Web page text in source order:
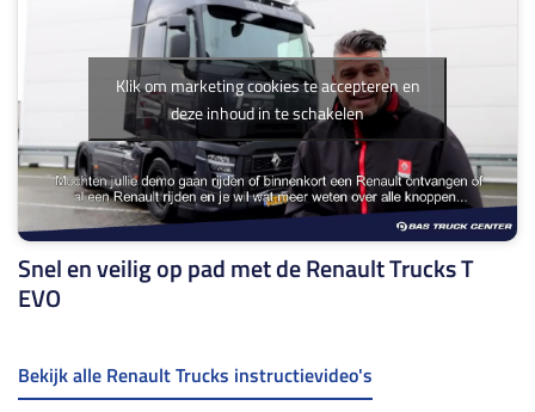
Klik om marketing cookies te accepteren en
deze inhoud in te schakelen
Snel en veilig op pad met de Renault Trucks T
EVO
Bekijk alle Renault Trucks instructievideo's